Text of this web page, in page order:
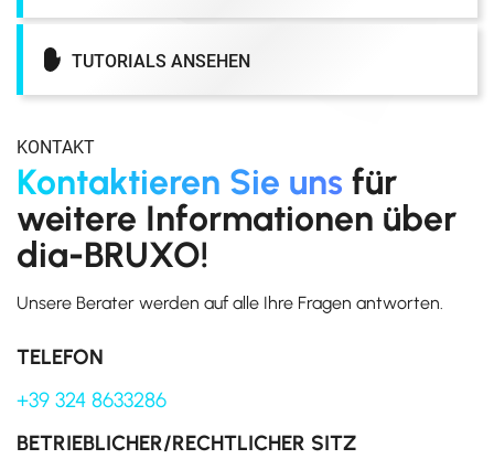
TUTORIALS ANSEHEN
KONTAKT
Kontaktieren Sie uns für
weitere Informationen über
dia-BRUXO!
Unsere Berater werden auf alle Ihre Fragen antworten.
TELEFON
+39 324 8633286
BETRIEBLICHER/RECHTLICHER SITZ